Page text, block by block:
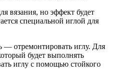
вязания, но эффект будет
специальной иглой для
отремонтировать иглу. Для
будет выполнять
иглу с помощью стойкого